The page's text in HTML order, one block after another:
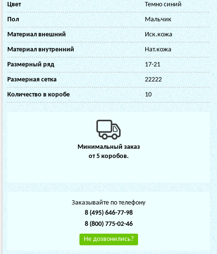
Цвет Темно синий
Пол Мальчик
Материал внешний Иск.кожа
Материал внутренний Нат.кожа
Размерный ряд 17-21
Размерная сетка 22222
Количество в коробе 10
Минимальный заказ
от 5 коробов.
Заказывайте по телефону
8 (495) 646-77-98
8 (800) 775-02-46
Не дозвонились?